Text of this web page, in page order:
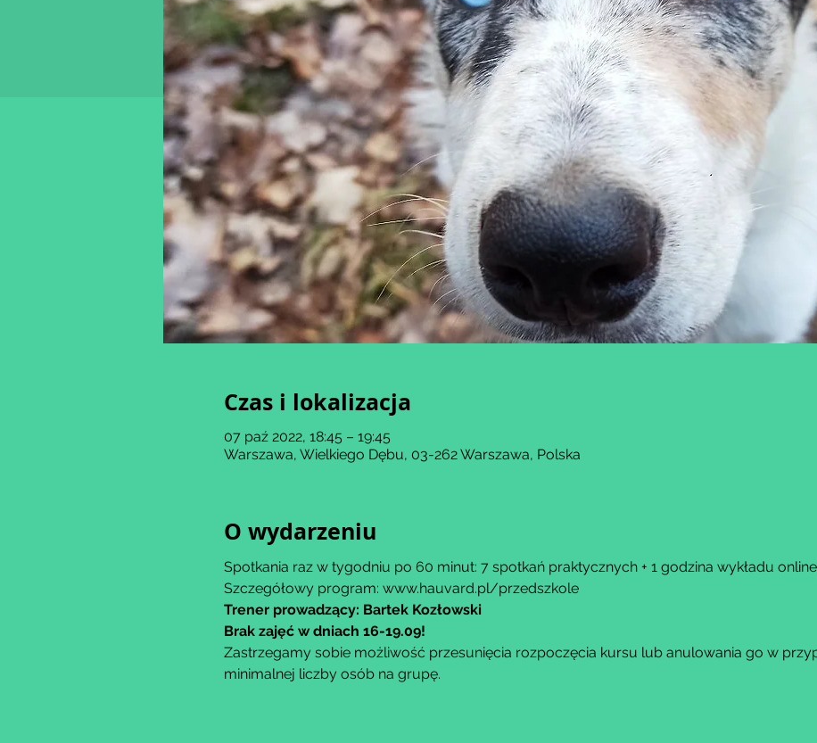
Czas i lokalizacja
07 paź 2022, 18:45 – 19:45
Warszawa, Wielkiego Dębu, 03-262 Warszawa, Polska
O wydarzeniu
Spotkania raz w tygodniu po 60 minut: 7 spotkań praktycznych + 1 godzina wykładu
Szczegółowy program: www.hauvard.pl/przedszkole
Trener prowadzący: Bartek Kozłowski
Brak zajęć w dniach 16-19.09!
Zastrzegamy sobie możliwość przesunięcia rozpoczęcia kursu lub anulowania go w
minimalnej liczby osób na grupę.